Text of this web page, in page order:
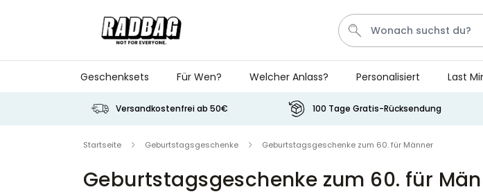
Geschenksets Für Wen? Welcher Anlass? Personalisiert Last
Versandkostenfrei ab 50€ 100 Tage Gratis-Rücksendung
Startseite Geburtstagsgeschenke Geburtstagsgeschenke zum 60. für Männer
Geburtstagsgeschenke zum 60. für